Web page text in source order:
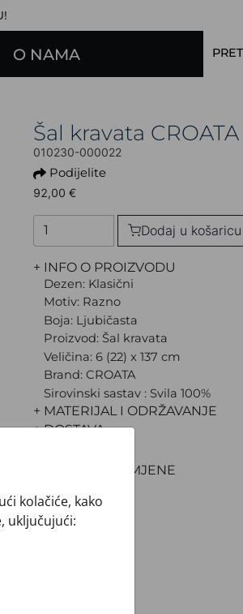
O NAMA
Šal kravata
010230-000022
Podijelite
92,00 €
Dodaj u košaricu
+ INFO O PROIZVODU
Dezen: Klasični
Motiv: Razno
Boja: Ljubičasta
Proizvod: Šal kravata
Veličina: 6 (22) x 137 cm
Brand: CROATA
Sirovinski sastav : Svila 100%
+ MATERIJAL I ODRŽAVANJE
+ DOSTAVA
+ POVRATI I ZAMJENE
kolačiće, kako
uključujući: